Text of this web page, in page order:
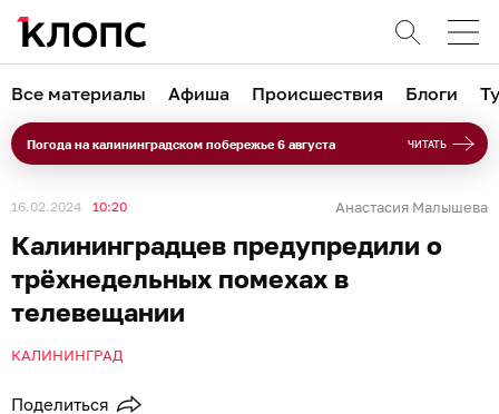
Все материалы Афиша Происшествия Блоги
Погода на калининградском побережье 6 августа ЧИТАТЬ
16.02.2024 10:20 Анастасия Малышева
Калининградцев предупредили о
трёхнедельных помехах в
телевещании
КАЛИНИНГРАД
Поделиться